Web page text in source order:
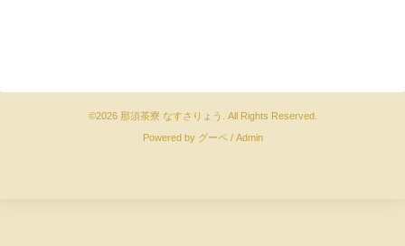
©2026 那須茶寮 なすさりょう
. All Rights Reserved.
Powered by グーペ/ Admin